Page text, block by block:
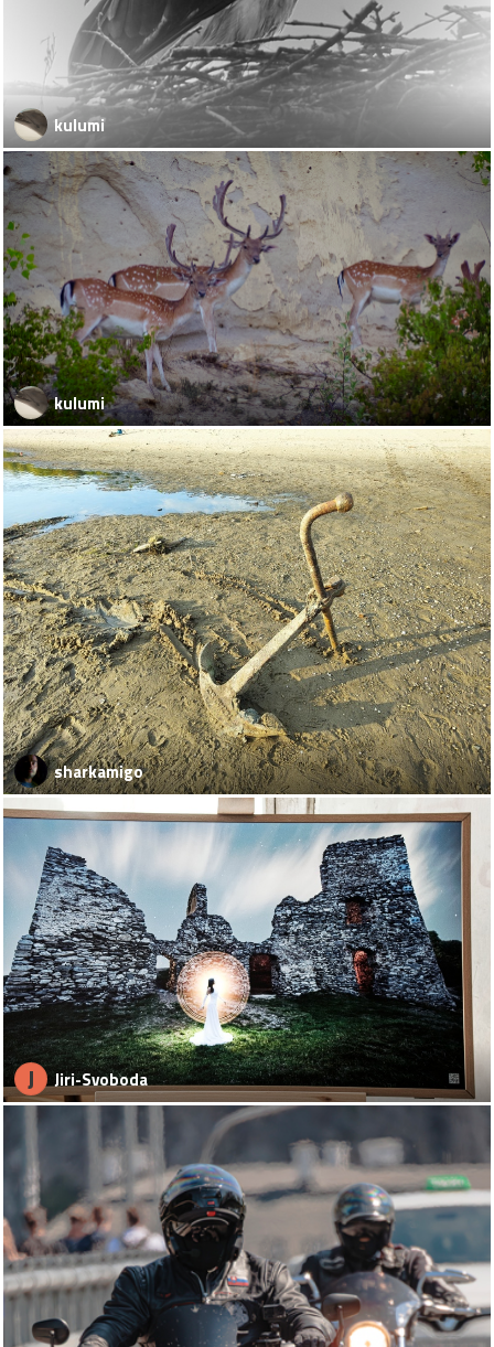
kulumi
kulumi
sharkamigo
J Jiri-Svoboda